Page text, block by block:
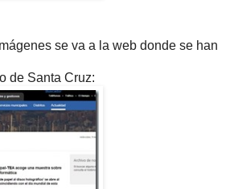
se va a la web donde se han
de Santa Cruz: